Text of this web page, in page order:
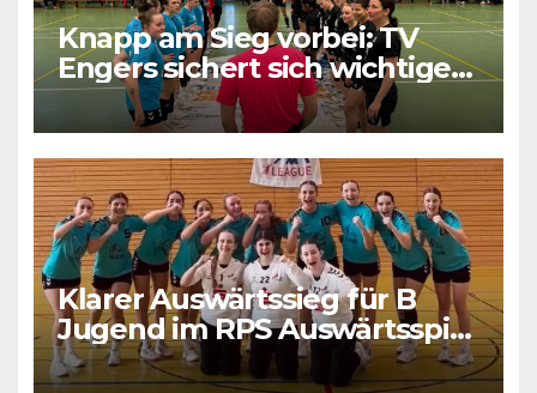
Knapp am Sieg vorbei: TV
Engers sichert sich wichtigen
Punkt
Klarer Auswärtssieg für B
Jugend im RPS Auswärtsspiel
in Luxenburg